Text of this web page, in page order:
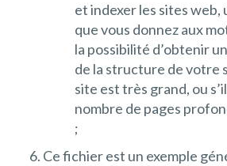
et indexer les sites web,
que vous donnez aux
la possibilité d’obtenir
de la structure de votre
site est très grand, ou
nombre de pages
;
Ce fichier est un exemple